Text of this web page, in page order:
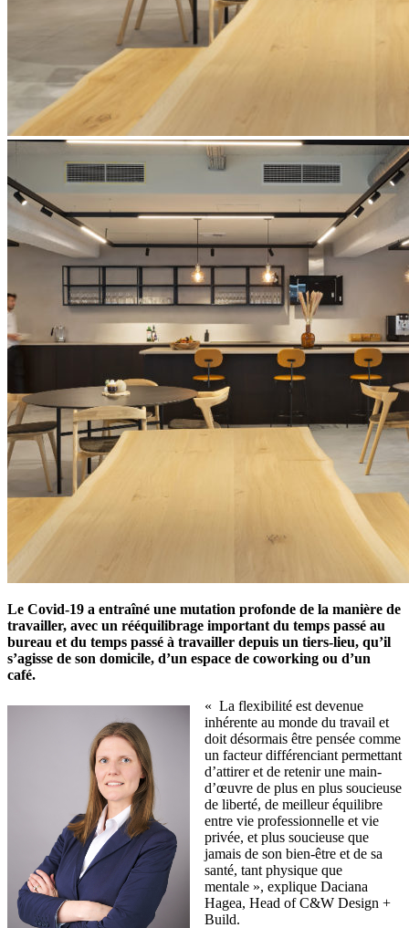
Le Covid-19 a entraîné une mutation profonde de la manière de
travailler, avec un rééquilibrage important du temps passé au
bureau et du temps passé à travailler depuis un tiers-lieu, qu’il
s’agisse de son domicile, d’un espace de coworking ou d’un
café.
« La flexibilité est devenue
inhérente au monde du travail et
doit désormais être pensée comme
un facteur différenciant permettant
d’attirer et de retenir une main-
d’œuvre de plus en plus soucieuse
de liberté, de meilleur équilibre
entre vie professionnelle et vie
privée, et plus soucieuse que
jamais de son bien-être et de sa
santé, tant physique que
mentale », explique Daciana
Hagea, Head of C&W Design +
Build.